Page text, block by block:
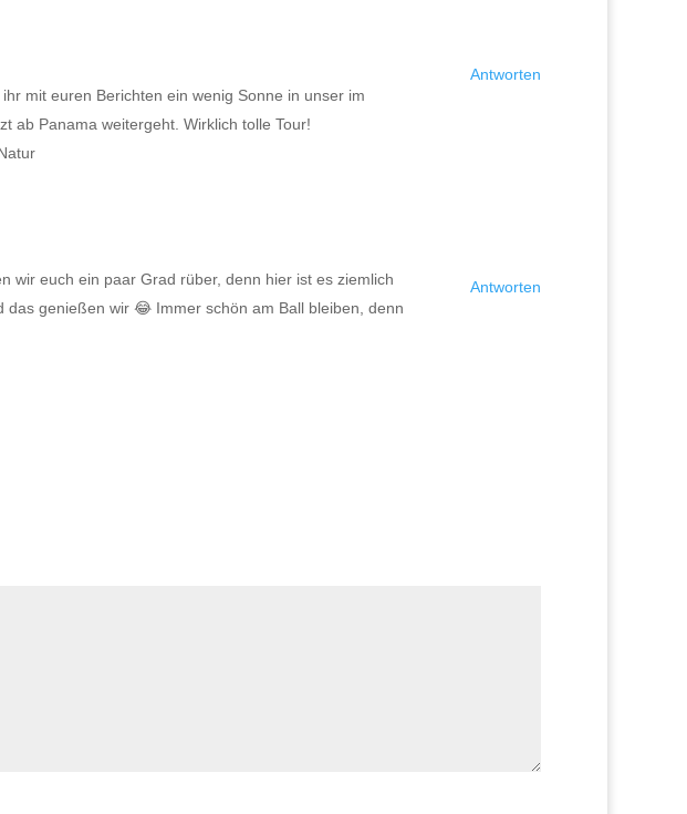
mit euren Berichten ein wenig Sonne in unser im
ab Panama weitergeht. Wirklich tolle Tour!
Antworten
wir euch ein paar Grad rüber, denn hier ist es ziemlich
genießen wir 😂 Immer schön am Ball bleiben, denn
Antworten